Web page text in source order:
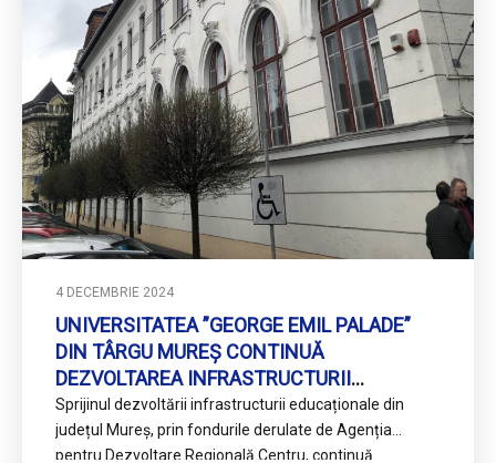
4 DECEMBRIE 2024
UNIVERSITATEA ”GEORGE EMIL PALADE”
DIN TÂRGU MUREȘ CONTINUĂ
DEZVOLTAREA INFRASTRUCTURII
EDUCAȚIONALE PRIN PROGRAMUL
”REGIUNEA CENTRU”
Sprijinul dezvoltării infrastructurii educaționale din
județul Mureș, prin fondurile derulate de Agenția
pentru Dezvoltare Regională Centru, continuă.